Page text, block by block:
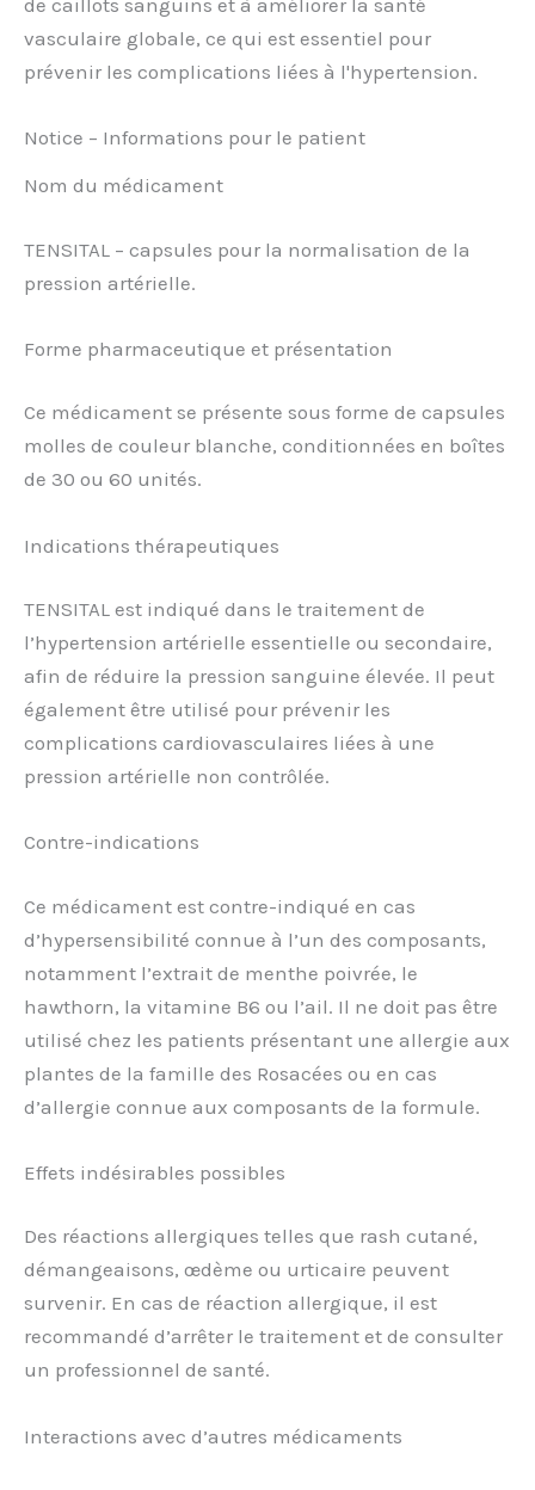
de caillots sanguins et à améliorer la santé
vasculaire globale, ce qui est essentiel pour
prévenir les complications liées à l'hypertension.
Notice – Informations pour le patient
Nom du médicament
TENSITAL – capsules pour la normalisation de la
pression artérielle.
Forme pharmaceutique et présentation
Ce médicament se présente sous forme de capsules
molles de couleur blanche, conditionnées en boîtes
de 30 ou 60 unités.
Indications thérapeutiques
TENSITAL est indiqué dans le traitement de
l’hypertension artérielle essentielle ou secondaire,
afin de réduire la pression sanguine élevée. Il peut
également être utilisé pour prévenir les
complications cardiovasculaires liées à une
pression artérielle non contrôlée.
Contre-indications
Ce médicament est contre-indiqué en cas
d’hypersensibilité connue à l’un des composants,
notamment l’extrait de menthe poivrée, le
hawthorn, la vitamine B6 ou l’ail. Il ne doit pas être
utilisé chez les patients présentant une allergie aux
plantes de la famille des Rosacées ou en cas
d’allergie connue aux composants de la formule.
Effets indésirables possibles
Des réactions allergiques telles que rash cutané,
démangeaisons, œdème ou urticaire peuvent
survenir. En cas de réaction allergique, il est
recommandé d’arrêter le traitement et de consulter
un professionnel de santé.
Interactions avec d’autres médicaments